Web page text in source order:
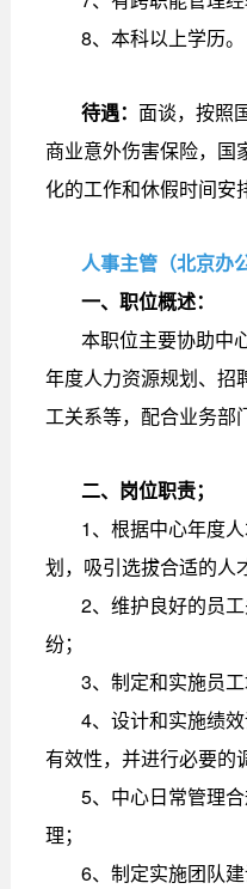
8、本科以上学历。
待遇： 面谈，按照
商业意外伤害保险，国
化的工作和休假时间安
人事主管（北京办
一、职位概述：
本职位主要协助中
年度人力资源规划、招
工关系等，配合业务部
二、岗位职责；
1、根据中心年度
划，吸引选拔合适的人
2、维护良好的员
纷；
3、制定和实施员工
4、设计和实施绩
有效性，并进行必要的
5、中心日常管理
理；
6、制定实施团队